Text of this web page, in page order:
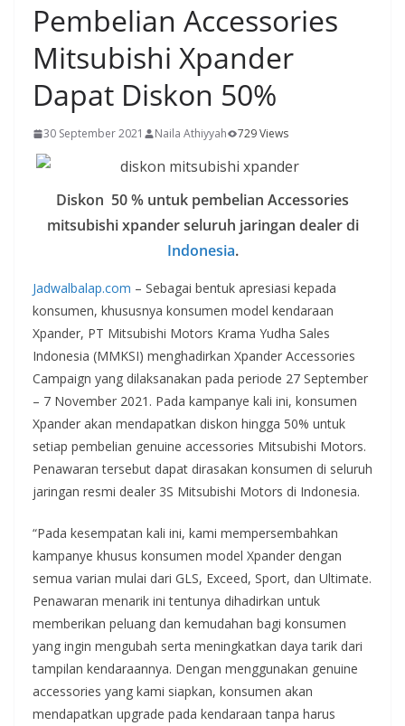
Pembelian Accessories
Mitsubishi Xpander
Dapat Diskon 50%
30 September 2021 Naila Athiyyah 729 Views
Diskon 50 % untuk pembelian Accessories
mitsubishi xpander seluruh jaringan dealer di
Indonesia.
Jadwalbalap.com – Sebagai bentuk apresiasi kepada
konsumen, khususnya konsumen model kendaraan
Xpander, PT Mitsubishi Motors Krama Yudha Sales
Indonesia (MMKSI) menghadirkan Xpander Accessories
Campaign yang dilaksanakan pada periode 27 September
– 7 November 2021. Pada kampanye kali ini, konsumen
Xpander akan mendapatkan diskon hingga 50% untuk
setiap pembelian genuine accessories Mitsubishi Motors.
Penawaran tersebut dapat dirasakan konsumen di seluruh
jaringan resmi dealer 3S Mitsubishi Motors di Indonesia.
“Pada kesempatan kali ini, kami mempersembahkan
kampanye khusus konsumen model Xpander dengan
semua varian mulai dari GLS, Exceed, Sport, dan Ultimate.
Penawaran menarik ini tentunya dihadirkan untuk
memberikan peluang dan kemudahan bagi konsumen
yang ingin mengubah serta meningkatkan daya tarik dari
tampilan kendaraannya. Dengan menggunakan genuine
accessories yang kami siapkan, konsumen akan
mendapatkan upgrade pada kendaraan tanpa harus